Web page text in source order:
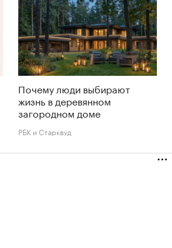
Почему люди выбирают
жизнь в деревянном
загородном доме
РБК и Старквуд